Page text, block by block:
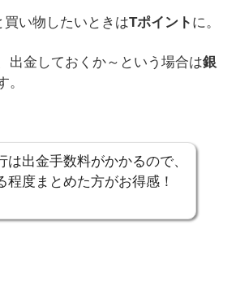
買い物したいときはTポイント に。
出金しておくか～という場合は銀
。
は出金手数料がかかるので、
程度まとめた方がお得感！